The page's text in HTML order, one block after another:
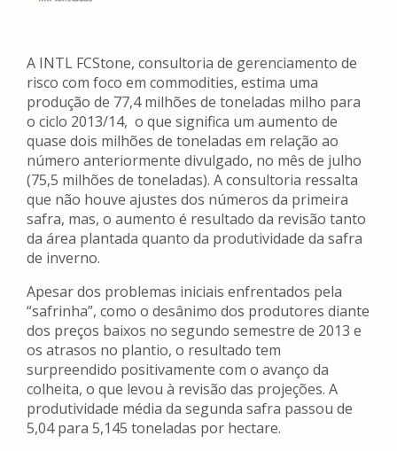
A INTL FCStone, consultoria de gerenciamento de
risco com foco em commodities, estima uma
produção de 77,4 milhões de toneladas milho para
o ciclo 2013/14, o que significa um aumento de
quase dois milhões de toneladas em relação ao
número anteriormente divulgado, no mês de julho
(75,5 milhões de toneladas). A consultoria ressalta
que não houve ajustes dos números da primeira
safra, mas, o aumento é resultado da revisão tanto
da área plantada quanto da produtividade da safra
de inverno.
Apesar dos problemas iniciais enfrentados pela
“safrinha”, como o desânimo dos produtores diante
dos preços baixos no segundo semestre de 2013 e
os atrasos no plantio, o resultado tem
surpreendido positivamente com o avanço da
colheita, o que levou à revisão das projeções. A
produtividade média da segunda safra passou de
5,04 para 5,145 toneladas por hectare.